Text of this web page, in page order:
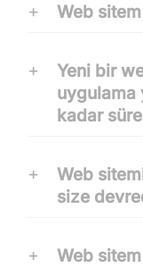
Web
Yeni bir
uygulama
kadar
Web
size
Web sitem